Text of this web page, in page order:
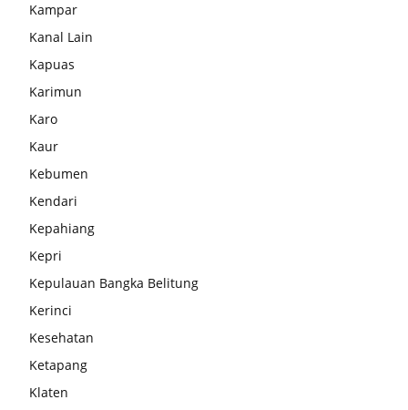
Kampar
Kanal Lain
Kapuas
Karimun
Karo
Kaur
Kebumen
Kendari
Kepahiang
Kepri
Kepulauan Bangka Belitung
Kerinci
Kesehatan
Ketapang
Klaten